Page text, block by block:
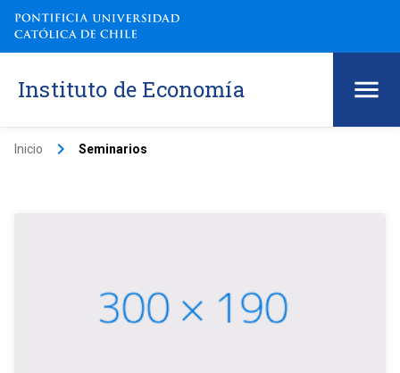
Instituto de Economía
Inicio keyboard_arrow_right Seminarios